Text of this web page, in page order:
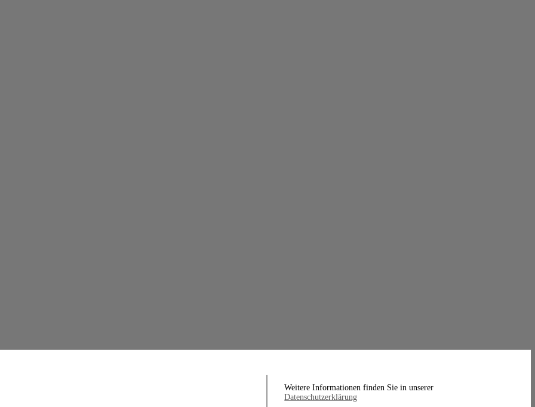
Weitere Informationen finden Sie in unserer
Datenschutzerklärung